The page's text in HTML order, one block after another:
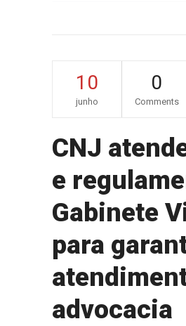
10
junho
0
Comments
CNJ
e
Gabinete
para
advocacia